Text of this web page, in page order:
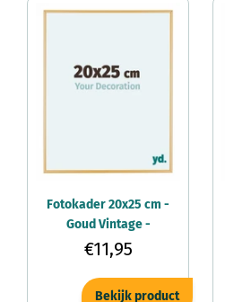
Fotokader 20x25 cm -
Goud Vintage -
Aluminium - Kent
€11,95
Bekijk product